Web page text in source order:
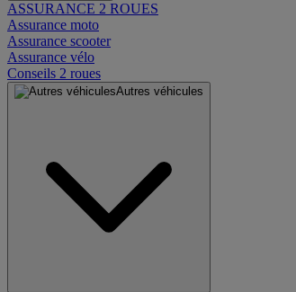
ASSURANCE 2 ROUES
Assurance moto
Assurance scooter
Assurance vélo
Conseils 2 roues
Autres véhicules